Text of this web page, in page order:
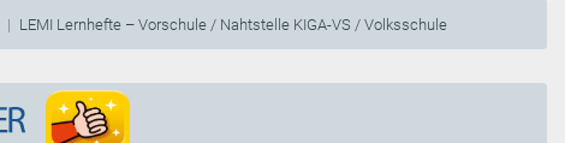
LEMI Lernhefte – Vorschule / Nahtstelle KIGA-VS / Volksschule